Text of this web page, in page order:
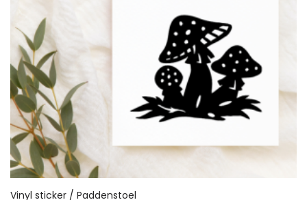
Vinyl sticker / Paddenstoel